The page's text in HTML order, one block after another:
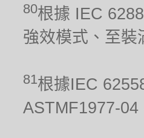
80根據 IEC
強效模式、至裝
81根據IEC
ASTMF1977-